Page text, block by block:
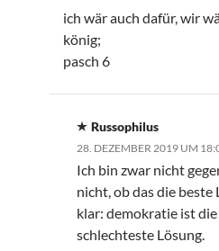
ich wär auch dafür, wir
könig;
pasch 6
Russophilus
28. DEZEMBER 2019 UM
Ich bin zwar nicht
nicht, ob das die beste
klar: demokratie ist
schlechteste Lösung.